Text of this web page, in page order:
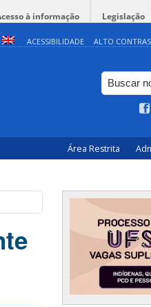
à informação Legislação
ACESSIBILIDADE ALTO
Área Restrita